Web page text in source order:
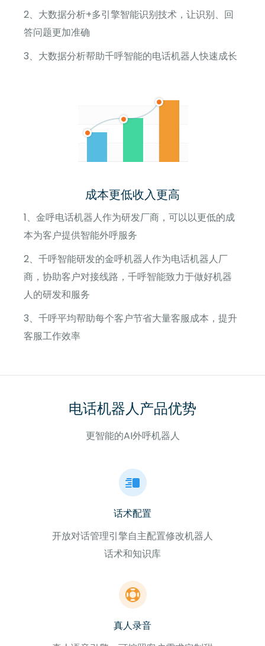
2、大数据分析+多引擎智能识别技术，让识别、回
答问题更加准确
3、大数据分析帮助千呼智能的电话机器人快速成长
成本更低收入更高
1、金呼电话机器人作为研发厂商，可以以更低的成
本为客户提供智能外呼服务
2、千呼智能研发的金呼机器人作为电话机器人厂
商，协助客户对接线路，千呼智能致力于做好机器
人的研发和服务
3、千呼平均帮助每个客户节省大量客服成本，提升
客服工作效率
电话机器人产品优势
更智能的AI外呼机器人
话术配置
开放对话管理引擎自主配置修改机器人
话术和知识库
真人录音